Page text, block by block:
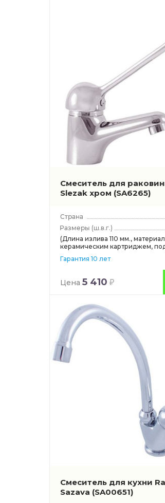
Vltava Kitchen
Yukon
Zambezi
Смеситель для
Slezak хром (SA6265)
(ш.в.г.)
(Длина излива 110 мм., материал
керамическим картриджем,
Гарантия 10 лет
Цена 5 410
Смеситель для кухни
Sazava (SA00651)